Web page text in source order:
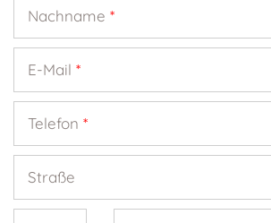
Nachname *
E-Mail *
Telefon *
Straße